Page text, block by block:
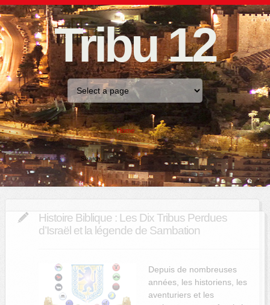
Tribu 12
Home
Histoire Biblique : Les Dix Tribus Perdues
d’Israël et la légende de Sambation
Depuis de nombreuses
années, les historiens, les
aventuriers et les